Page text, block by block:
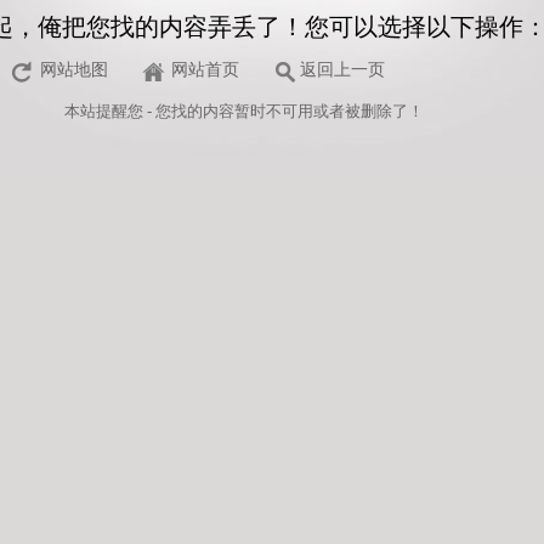
，俺把您找的内容弄丢了！您可以选择以下操作
网站地图 网站首页 返回上一页
本站提醒您 - 您找的内容暂时不可用或者被删除了！